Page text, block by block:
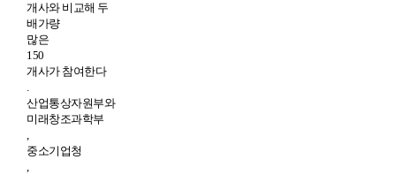
개사와 비교해 두
배가량
많은
150
개사가 참여한다
.
산업통상자원부와
미래창조과학부
,
중소기업청
,